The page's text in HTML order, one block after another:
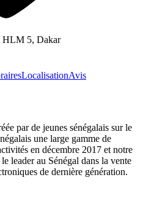
HLM 5, Dakar
LocalisationAvis
par de jeunes sénégalais sur le
une large gamme de
en décembre 2017 et notre
leader au Sénégal dans la vente
de dernière génération.